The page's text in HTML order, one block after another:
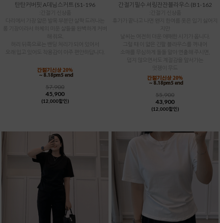
탄탄커버핏 A데님스커트 (S1-196
:간절기 신상품
다리에서 가장 얇은 발목 부분만 살짝 드러나는
롱 기장이라서 하체의 미운 살들을 완벽하게 커버
허리 뒤쪽으로는 밴딩 처리가 되어 있어서
오래 입고 있어도 착용감이 아주 편안하답니다.
57,900
45,900
(12,000할인)
간절기필수 셔링잔잔블라우스 (B1-162
:간절기 신상품
휴가가 끝나고 나면 왠지 한여름 옷은 입기 싫어지
날씨는 여전히 더운 애매한 시기가 옵니다.
그럴 때 이 얇은 긴팔 블라우스를 꺼내어
덥지 않으면서도 계절감을 앞서가는
55,900
43,900
(12,000할인)